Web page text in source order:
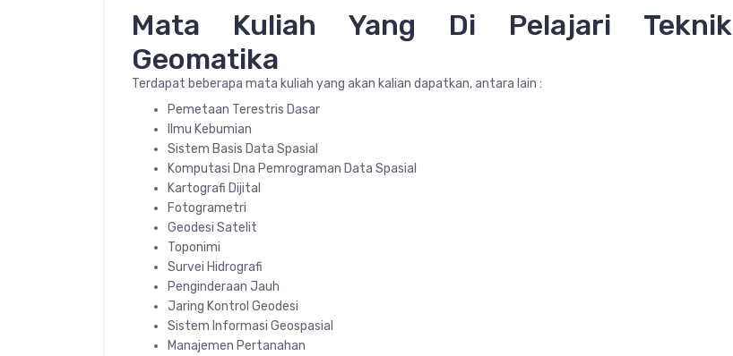
Mata Kuliah Yang Di Pelajari Teknik
Geomatika
Terdapat beberapa mata kuliah yang akan kalian dapatkan, antara lain :
Pemetaan Terestris Dasar
Ilmu Kebumian
Sistem Basis Data Spasial
Komputasi Dna Pemrograman Data Spasial
Kartografi Dijital
Fotogrametri
Geodesi Satelit
Toponimi
Survei Hidrografi
Penginderaan Jauh
Jaring Kontrol Geodesi
Sistem Informasi Geospasial
Manajemen Pertanahan